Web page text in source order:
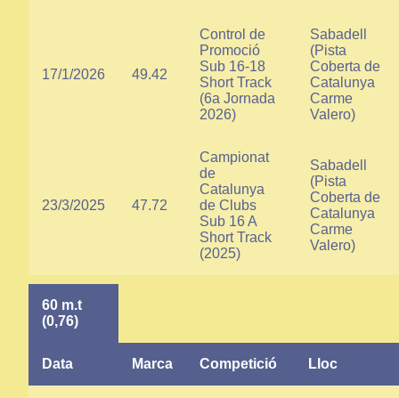
17/1/2026 49.42
Control de
Promoció
Sub 16-18
Short Track
(6a Jornada
2026)
Sabadell
(Pista
Coberta de
Catalunya
Carme
Valero)
23/3/2025 47.72
Campionat
de
Catalunya
de Clubs
Sub 16 A
Short Track
(2025)
Sabadell
(Pista
Coberta de
Catalunya
Carme
Valero)
60 m.t
(0,76)
Data Marca Competició Lloc